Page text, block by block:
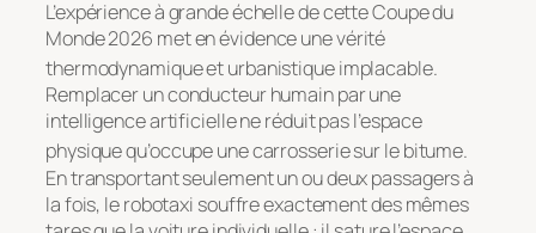
L’expérience à grande échelle de cette Coupe du
Monde 2026 met en évidence une vérité
thermodynamique et urbanistique implacable.
Remplacer un conducteur humain par une
intelligence artificielle ne réduit pas l’espace
physique qu’occupe une carrosserie sur le bitume.
En transportant seulement un ou deux passagers à
la fois, le robotaxi souffre exactement des mêmes